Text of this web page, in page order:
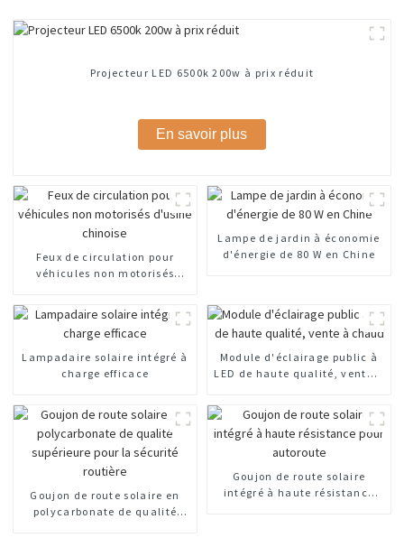
Projecteur LED 6500k 200w à prix réduit
En savoir plus
Feux de circulation pour
véhicules non motorisés
Lampe de jardin à économie
d'énergie de 80 W en Chine
Lampadaire solaire intégré à
charge efficace
Module d'éclairage public à
LED de haute qualité, vente à
Goujon de route solaire en
polycarbonate de qualité
Goujon de route solaire
intégré à haute résistance